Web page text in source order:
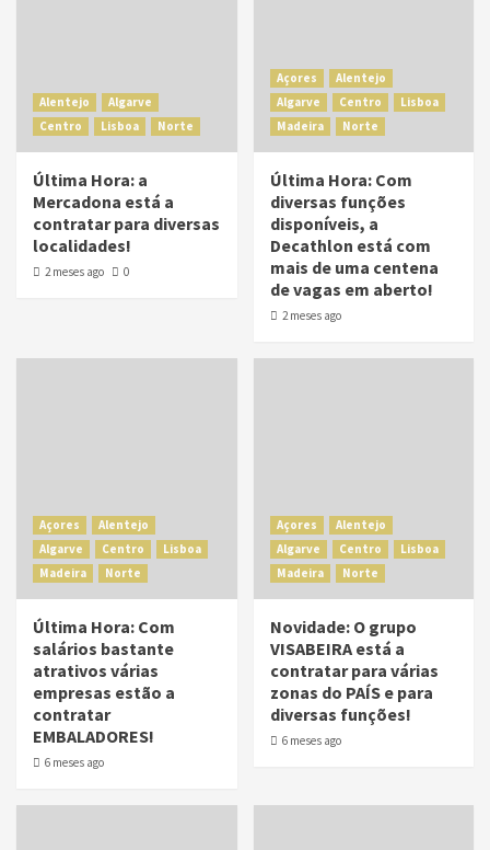
Alentejo
Algarve
Centro
Lisboa Norte
Última Hora: a
Mercadona está a
contratar para diversas
localidades!
2 meses ago 0
Açores
Alentejo
Algarve
Centro
Lisboa
Madeira
Norte
Última Hora: Com
diversas funções
disponíveis, a
Decathlon está com
mais de uma centena
de vagas em aberto!
2 meses ago
Açores
Alentejo
Algarve
Centro
Lisboa
Madeira
Norte
Última Hora: Com
salários bastante
atrativos várias
empresas estão a
contratar
EMBALADORES!
6 meses ago
Açores
Alentejo
Algarve
Centro
Lisboa
Madeira
Norte
Novidade: O grupo
VISABEIRA está a
contratar para várias
zonas do PAÍS e para
diversas funções!
6 meses ago